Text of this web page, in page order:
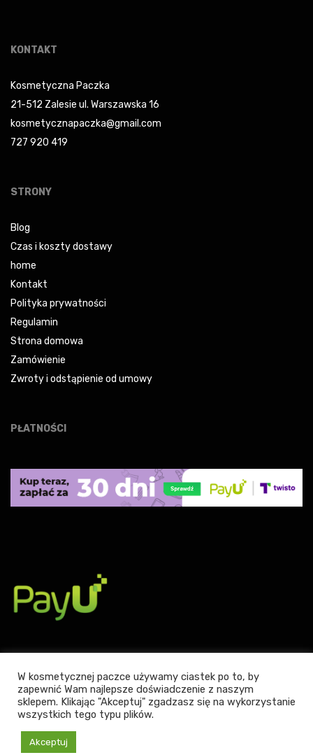
KONTAKT
Kosmetyczna Paczka
21-512 Zalesie ul. Warszawska 16
kosmetycznapaczka@gmail.com
727 920 419
STRONY
Blog
Czas i koszty dostawy
home
Kontakt
Polityka prywatności
Regulamin
Strona domowa
Zamówienie
Zwroty i odstąpienie od umowy
PŁATNOŚCI
Powered by WordPress |Theme:Letoby aThemes.
W kosmetycznej paczce używamy ciastek po to, by
zapewnić Wam najlepsze doświadczenie z naszym
sklepem. Klikając "Akceptuj" zgadzasz się na wykorzystanie
wszystkich tego typu plików.
Akceptuj